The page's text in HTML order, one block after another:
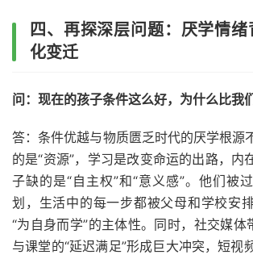
四、再探深层问题：厌学情
化变迁
问：现在的孩子条件这么好，为什么比我
答：条件优越与物质匮乏时代的厌学根源
的是“资源”，学习是改变命运的出路，内
子缺的是“自主权”和“意义感”。他们被
划，生活中的每一步都被父母和学校安
“为自身而学”的主体性。同时，社交媒体
与课堂的“延迟满足”形成巨大冲突，短视